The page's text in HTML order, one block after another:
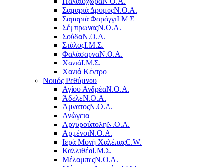
Σαμαριά ΔρυμόςΝ.Ο.Α.
Σαμαριά ΦαράγγιΙ.Μ.Σ.
ΣέμπρωναςΝ.Ο.Α.
ΣούδαΝ.Ο.Α.
ΣτάλοςΙ.Μ.Σ.
ΦαλάσαρναΝ.Ο.Α.
ΧανιάΙ.Μ.Σ.
Χανιά Κέντρο
Νομός Ρεθύμνου
Αγίου ΑνδρέαΝ.Ο.Α.
ΆδελεΝ.Ο.Α.
ΆμνατοςΝ.Ο.Α.
Ανώγεια
ΑργυρούποληΝ.Ο.Α.
ΑρμένοιΝ.Ο.Α.
Ιερά Μονή ΧαλέπαςC.W.
ΚαλλιθέαΙ.Μ.Σ.
ΜέλαμπεςΝ.Ο.Α.